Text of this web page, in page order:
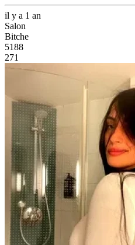
il y a 1 an
Salon
Bitche
5188
271